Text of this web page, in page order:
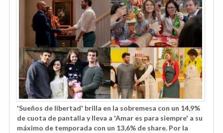
'Sueños de libertad' brilla en la sobremesa con un 14,9%
de cuota de pantalla y lleva a 'Amar es para siempre' a su
máximo de temporada con un 13,6% de share. Por la